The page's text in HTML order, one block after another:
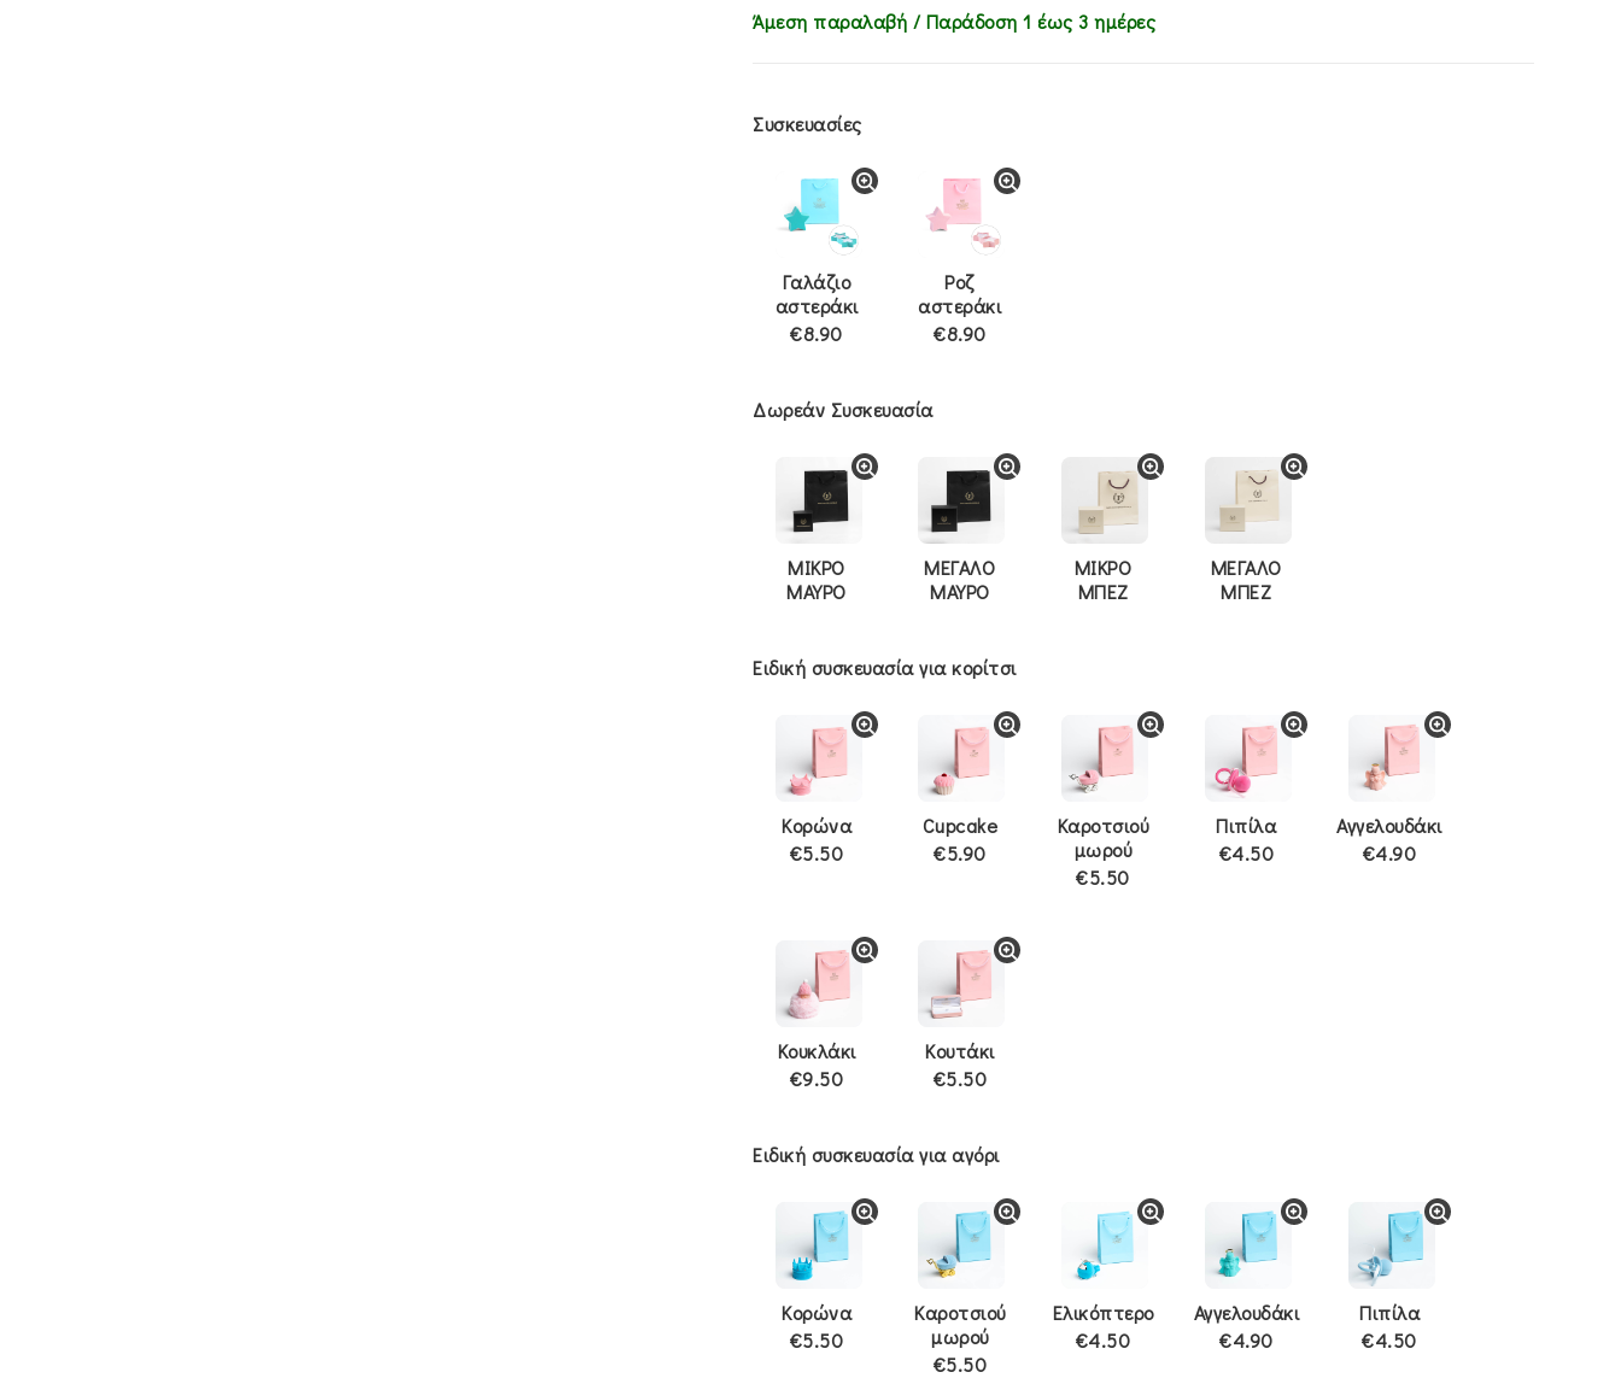
Άμεση παραλαβή / Παράδoση 1 έως 3 ημέρες
Συσκευασίες
Γαλάζιο
αστεράκι
€8.90
Ροζ
αστεράκι
€8.90
Δωρεάν Συσκευασία
ΜΙΚΡΟ
ΜΑΥΡΟ
ΜΕΓΑΛΟ
ΜΑΥΡΟ
ΜΙΚΡΟ
ΜΠΕΖ
ΜΕΓΑΛΟ
ΜΠΕΖ
Ειδική συσκευασία για κορίτσι
Κορώνα
€5.50
Cupcake
€5.90
Καροτσιού
μωρού
€5.50
Πιπίλα
€4.50
Αγγελουδάκι
€4.90
Κουκλάκι
€9.50
Κουτάκι
€5.50
Ειδική συσκευασία για αγόρι
Κορώνα
€5.50
Καροτσιού
μωρού
€5.50
Ελικόπτερο
€4.50
Αγγελουδάκι
€4.90
Πιπίλα
€4.50